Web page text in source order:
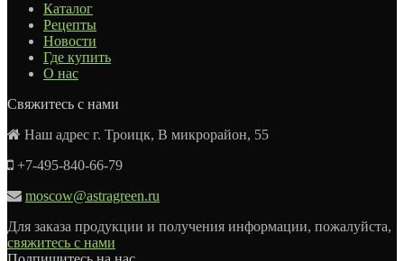
Каталог
Рецепты
Новости
Где купить
О нас
Свяжитесь с нами
Наш адрес г. Троицк, В микрорайон, 55
+7-495-840-66-79
moscow@astragreen.ru
Для заказа продукции и получения информации, пожалуйста,
свяжитесь с нами